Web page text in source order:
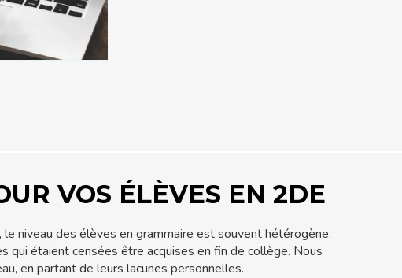
VOS ÉLÈVES EN 2DE
niveau des élèves en grammaire est souvent hétérogène.
qui étaient censées être acquises en fin de collège. Nous
en partant de leurs lacunes personnelles.